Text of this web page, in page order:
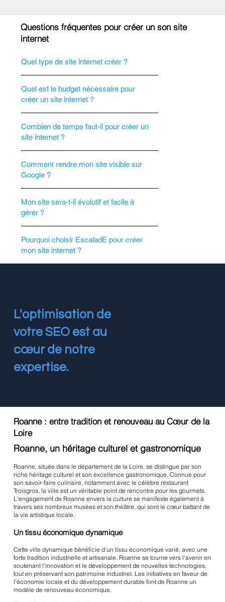
Questions fréquentes pour créer un son site
internet
Quel type de site internet créer ?
Quel est le budget nécessaire pour
créer un site internet ?
Combien de temps faut-il pour créer un
site internet ?
Comment rendre mon site visible sur
Google ?
Mon site sera-t-il évolutif et facile à
gérer ?
Pourquoi choisir EscaladE pour créer
mon site internet ?
L'optimisation de
votre SEO est au
cœur de notre
expertise.
Roanne : entre tradition et renouveau au Cœur de la
Loire
Roanne, un héritage culturel et gastronomique
Roanne, située dans le département de la Loire, se distingue par son
riche héritage culturel et son excellence gastronomique. Connue pour
son savoir-faire culinaire, notamment avec le célèbre restaurant
Troisgros, la ville est un véritable point de rencontre pour les gourmets.
L'engagement de Roanne envers la culture se manifeste également à
travers ses nombreux musées et son théâtre, qui sont le cœur battant de
la vie artistique locale.
Un tissu économique dynamique
Cette ville dynamique bénéficie d'un tissu économique varié, avec une
forte tradition industrielle et artisanale. Roanne se tourne vers l'avenir en
soutenant l'innovation et le développement de nouvelles technologies,
tout en préservant son patrimoine industriel. Les initiatives en faveur de
l'économie locale et du développement durable font de Roanne un
modèle de renouveau économique.